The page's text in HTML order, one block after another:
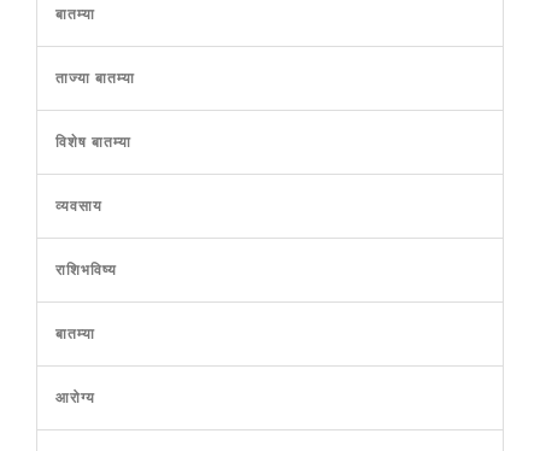
बातम्या
ताज्या बातम्या
विशेष बातम्या
व्यवसाय
राशिभविष्य
बातम्या
आरोग्य